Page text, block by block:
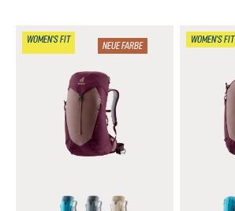
WOMEN'S FIT
NEUE FARBE
WOMEN'S FIT